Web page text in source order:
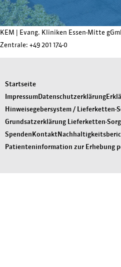
KEM | Evang. Kliniken Essen-Mitte
Zentrale: +49 201 174-0
Startseite
ImpressumDatenschutzerklärung
Hinweisegebersystem / Lieferketten-
Grundsatzerklärung Lieferketten-
SpendenKontakt
Patienteninformation zur Erhebung